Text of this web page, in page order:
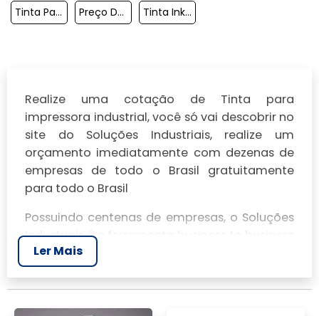
Tinta Para Offset Para Pneus Preço De Tinta Para Pneu Tinta Inkjet Epson
Realize uma cotação de Tinta para
impressora industrial, você só vai descobrir no
site do Soluções Industriais, realize um
orçamento imediatamente com dezenas de
empresas de todo o Brasil gratuitamente
para todo o Brasil
Possuindo centenas de empresas, o Soluções
Industriais é a ferramenta business to business
mais completo da área industrial. Para
realizar um orçamento de Tinta para
impressora industrial, clique em um ou mais
dos anuciantes a seguir:
Ler Mais